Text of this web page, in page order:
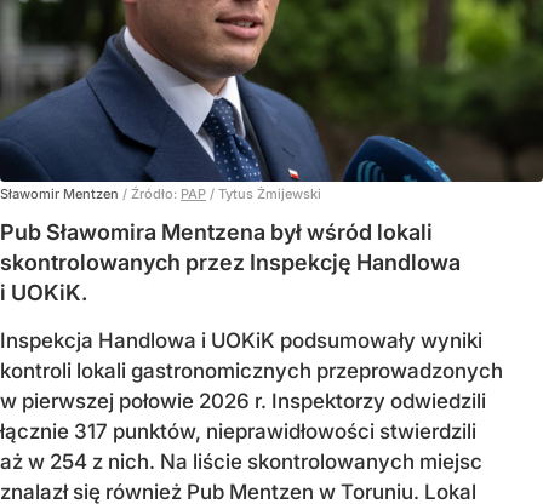
Sławomir Mentzen / Źródło: PAP / Tytus Żmijewski
Pub Sławomira Mentzena był wśród lokali
skontrolowanych przez Inspekcję Handlowa
i UOKiK.
Inspekcja Handlowa i UOKiK podsumowały wyniki
kontroli lokali gastronomicznych przeprowadzonych
w pierwszej połowie 2026 r. Inspektorzy odwiedzili
łącznie 317 punktów, nieprawidłowości stwierdzili
aż w 254 z nich. Na liście skontrolowanych miejsc
znalazł się również Pub Mentzen w Toruniu. Lokal